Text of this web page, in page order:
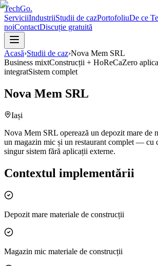
TechGo.
ServiciiIndustriiStudii de cazPortofoliuDe ce
noiContactDiscuție gratuită
Acasă›Studii de caz›Nova Mem SRL
Business mixtConstrucții + HoReCaZero
integratSistem complet
Nova Mem SRL
Iași
Nova Mem SRL operează un depozit mare de
un magazin mic și un restaurant complet — cu
singur sistem fără aplicații externe.
Contextul implementării
Depozit mare materiale de construcții
Magazin mic materiale de construcții